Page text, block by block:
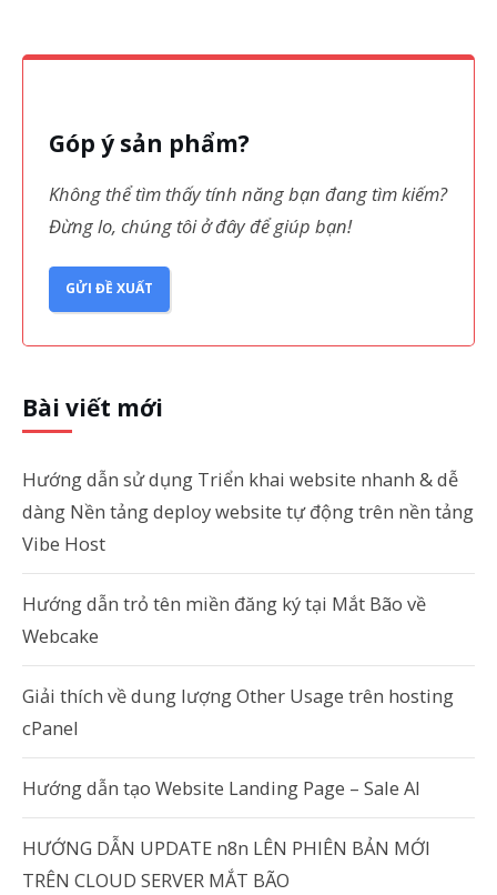
Góp ý sản phẩm?
Không thể tìm thấy tính năng bạn đang tìm kiếm?
Đừng lo, chúng tôi ở đây để giúp bạn!
GỬI ĐỀ XUẤT
Bài viết mới
Hướng dẫn sử dụng Triển khai website nhanh & dễ
dàng Nền tảng deploy website tự động trên nền tảng
Vibe Host
Hướng dẫn trỏ tên miền đăng ký tại Mắt Bão về
Webcake
Giải thích về dung lượng Other Usage trên hosting
cPanel
Hướng dẫn tạo Website Landing Page – Sale AI
HƯỚNG DẪN UPDATE n8n LÊN PHIÊN BẢN MỚI
TRÊN CLOUD SERVER MẮT BÃO